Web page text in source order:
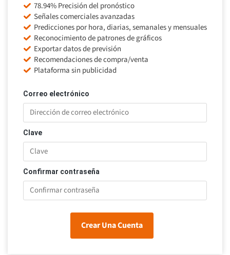
Correo electrónico
Clave
Confirmar contraseña
Crear Una Cuenta
78.94% Precisión del pronóstico
Señales comerciales avanzadas
Predicciones por hora, diarias, semanales y mensuales
Reconocimiento de patrones de gráficos
Exportar datos de previsión
Recomendaciones de compra/venta
Plataforma sin publicidad